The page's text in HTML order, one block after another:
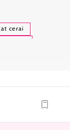
cerai